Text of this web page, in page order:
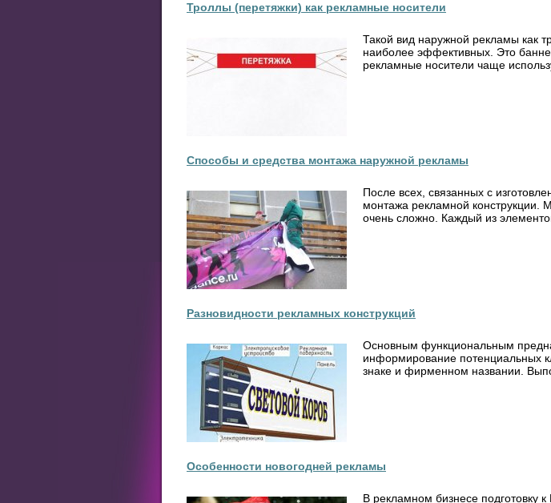
Троллы (перетяжки) как рекламные носители
Такой вид наружной рекламы как
наиболее эффективных. Это
рекламные носители чаще
Способы и средства монтажа наружной рекламы
После всех, связанных с
монтажа рекламной конструкции.
очень сложно. Каждый из
Разновидности рекламных конструкций
Основным функциональным
информирование потенциальных
знаке и фирменном названии.
Особенности новогодней рекламы
В рекламном бизнесе подготовку